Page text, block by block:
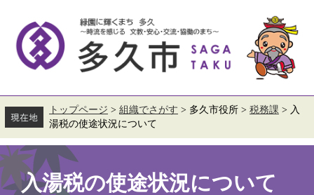
す。
し
て
へ
トップページ > 組織でさがす > 多久市役所 > 税務課 > 入
湯税の使途状況について
本
文
入湯税の使途状況について